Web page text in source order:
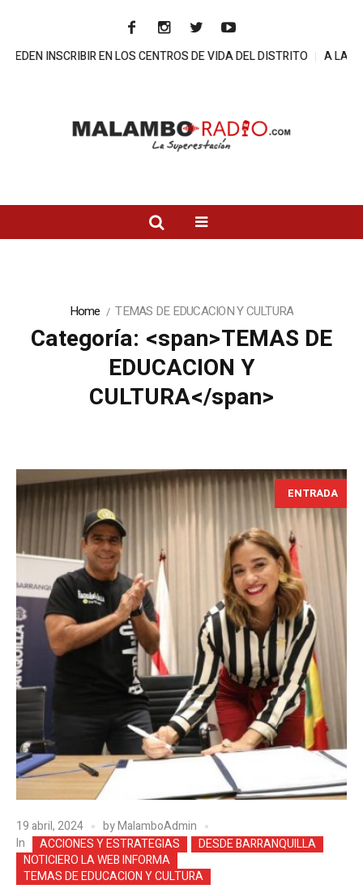
CENTROS DE VIDA DEL DISTRITO A LA CARCEL DIRECTOR DE
Home TEMAS DE EDUCACION Y CULTURA
Categoría: <span>TEMAS DE
EDUCACION Y
CULTURA</span>
ENTRADA
19 abril, 2024 byMalamboAdmin
In
ACCIONES Y ESTRATEGIAS
DESDE BARRANQUILLA
NOTICIERO LA WEB INFORMA
TEMAS DE EDUCACION Y CULTURA